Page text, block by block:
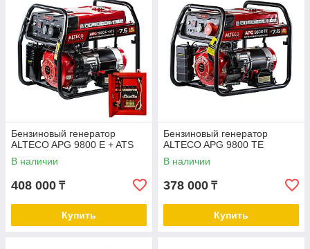
Бензиновый генератор
ALTECO APG 9800 E + ATS
В наличии
408 000 ₸
Купить
Бензиновый генератор
ALTECO APG 9800 TE
В наличии
378 000 ₸
Купить